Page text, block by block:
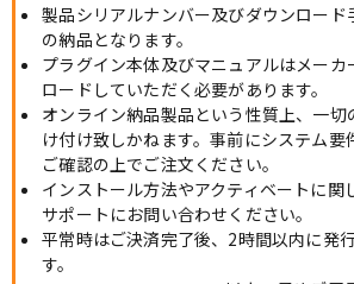
製品シリアルナンバー及びダウンロード
の納品となります。
プラグイン本体及びマニュアルはメーカ
ロードしていただく必要があります。
オンライン納品製品という性質上、一切
け付け致しかねます。事前にシステム要
ご確認の上でご注文ください。
インストール方法やアクティベートに関
サポートにお問い合わせください。
平常時はご決済完了後、2時間以内に発
す。